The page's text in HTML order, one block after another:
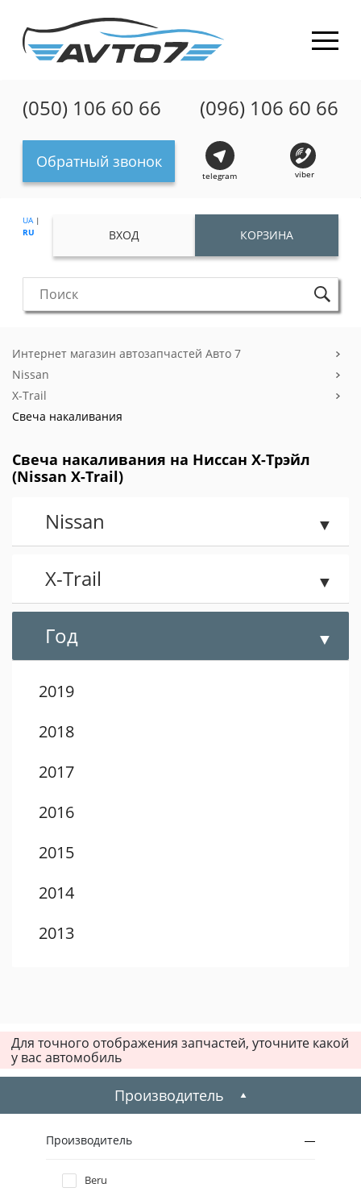
(050) 106 60 66 (096) 106 60 66
Обратный звонок
telegram viber
UA|
RU
ВХОД КОРЗИНА
Интернет магазин автозапчастей Авто 7
Nissan
X-Trail
Свеча накаливания
Свеча накаливания на Ниссан X-Трэйл
(Nissan X-Trail)
Nissan
X-Trail
Год
2019
2018
2017
2016
2015
2014
2013
2010
2008
2007
Для точного отображения запчастей, уточните какой
у вас автомобиль
Производитель
Производитель
Beru